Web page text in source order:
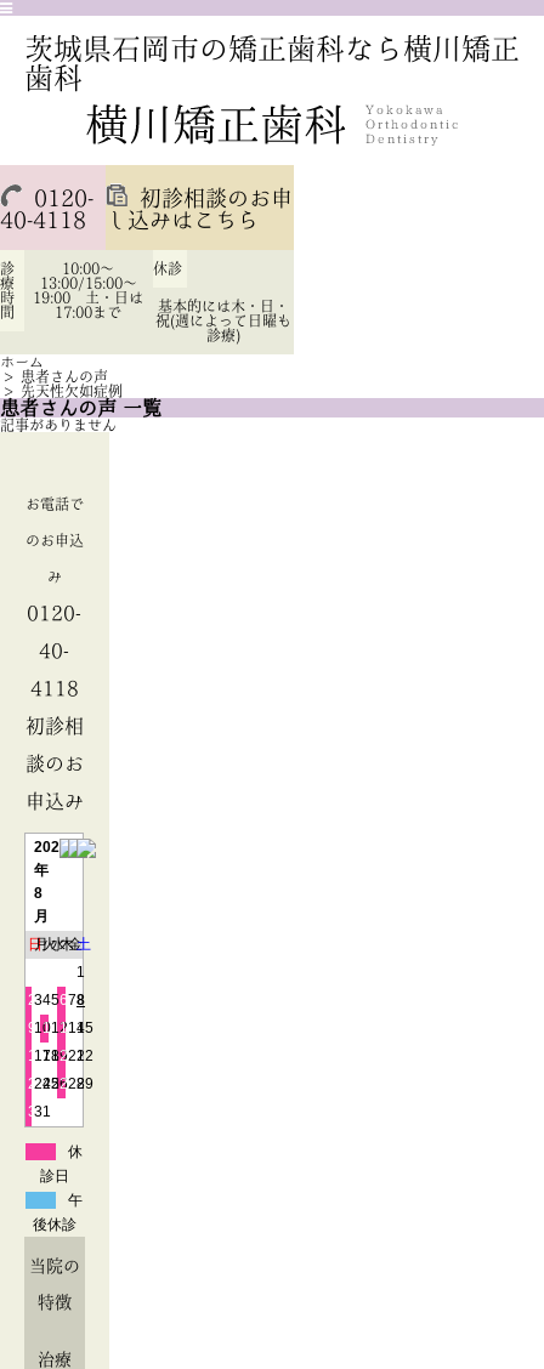
茨城県石岡市の矯正歯科なら横川矯正
歯科
0120-
40-4118
初診相談のお申
し込みはこちら
診
療
時
間
10:00～
13:00/15:00～
19:00 土・日は
17:00まで
休診
基本的には木・日・
祝(週によって日曜も
診療)
ホーム
> 患者さんの声
> 先天性欠如症例
患者さんの声 一覧
記事がありません
お電話で
のお申込
み
0120-
40-
4118
初診相
談のお
申込み
2026
年
8
月
日月火水木金土
1
2345678
9101112131415
16171819202122
23242526272829
30
31
休
診日
午
後休診
当院の
特徴
治療